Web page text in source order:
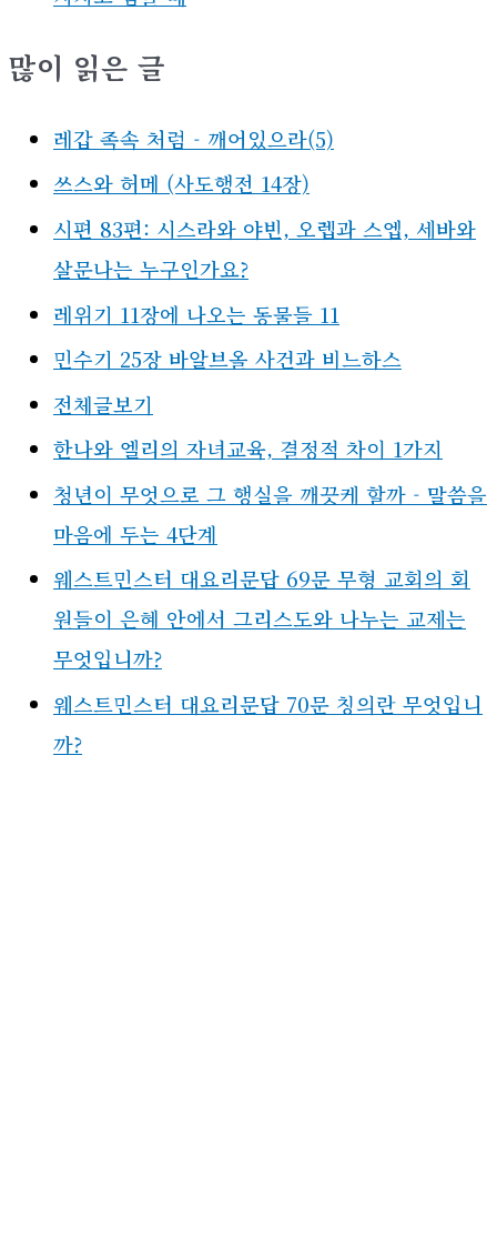
많이 읽은 글
레갑 족속 처럼 - 깨어있으라(5)
쓰스와 허메 (사도행전 14장)
시편 83편: 시스라와 야빈, 오렙과 스엡, 세바와
살문나는 누구인가요?
레위기 11장에 나오는 동물들 11
민수기 25장 바알브올 사건과 비느하스
전체글보기
한나와 엘리의 자녀교육, 결정적 차이 1가지
청년이 무엇으로 그 행실을 깨끗케 할까 - 말씀을
마음에 두는 4단계
웨스트민스터 대요리문답 69문 무형 교회의 회
원들이 은혜 안에서 그리스도와 나누는 교제는
무엇입니까?
웨스트민스터 대요리문답 70문 칭의란 무엇입니
까?